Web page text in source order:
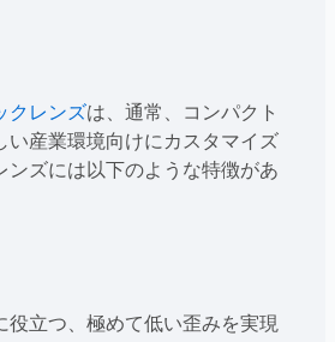
クレンズは、通常、コンパクト
い産業環境向けにカスタマイズ
ンズには以下のような特徴があ
役立つ、極めて低い歪みを実現